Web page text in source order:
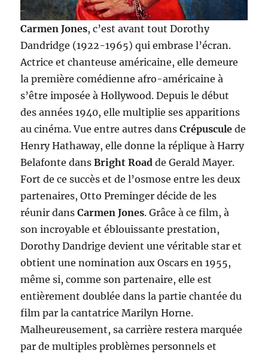
Carmen Jones, c’est avant tout Dorothy
Dandridge (1922-1965) qui embrase l’écran.
Actrice et chanteuse américaine, elle demeure
la première comédienne afro-américaine à
s’être imposée à Hollywood. Depuis le début
des années 1940, elle multiplie ses apparitions
au cinéma. Vue entre autres dansCrépuscule de
Henry Hathaway, elle donne la réplique à Harry
Belafonte dansBright Roadde Gerald Mayer.
Fort de ce succès et de l’osmose entre les deux
partenaires, Otto Preminger décide de les
réunir dans Carmen Jones. Grâce à ce film, à
son incroyable et éblouissante prestation,
Dorothy Dandrige devient une véritable star et
obtient une nomination aux Oscars en 1955,
même si, comme son partenaire, elle est
entièrement doublée dans la partie chantée du
film par la cantatrice Marilyn Horne.
Malheureusement, sa carrière restera marquée
par de multiples problèmes personnels et